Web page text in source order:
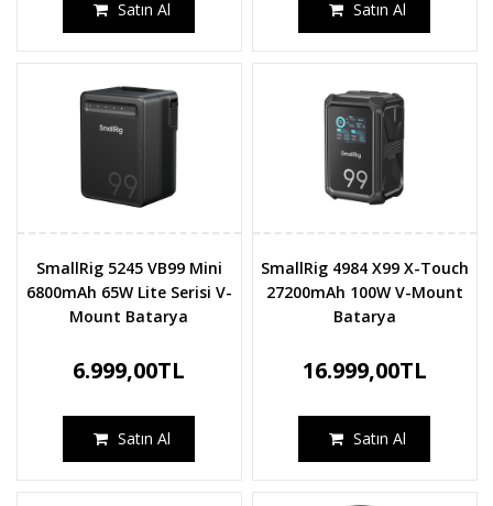
Satın Al Satın Al
SmallRig 5245 VB99 Mini
6800mAh 65W Lite Serisi V-
Mount Batarya
6.999,00TL
Satın Al
SmallRig 4984 X99 X-Touch
27200mAh 100W V-Mount
Batarya
16.999,00TL
Satın Al